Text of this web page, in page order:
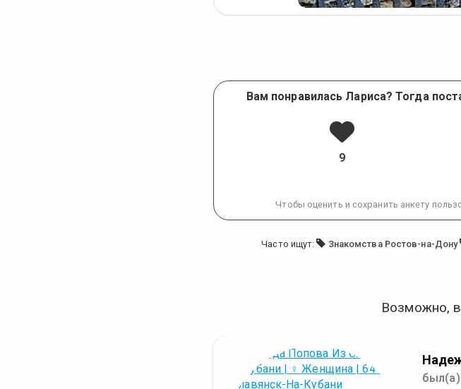
Вам понравилась Лариса? Тогда
9
Чтобы оценить и сохранить анкету
Часто ищут: Знакомства Ростов-на-Дону
Возможно,
был(а)